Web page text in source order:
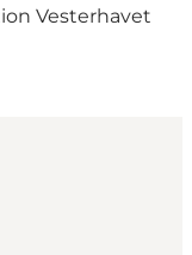
Vesterhavet